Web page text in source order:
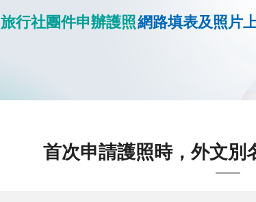
旅行社團件申辦護照網路填表及照片
首次申請護照時，外文別